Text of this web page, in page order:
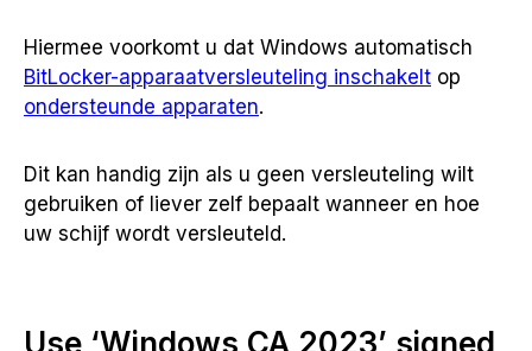
Hiermee voorkomt u dat Windows automatisch
BitLocker-apparaatversleuteling inschakelt op
ondersteunde apparaten.
Dit kan handig zijn als u geen versleuteling wilt
gebruiken of liever zelf bepaalt wanneer en hoe
uw schijf wordt versleuteld.
Use ‘Windows CA 2023’ signed